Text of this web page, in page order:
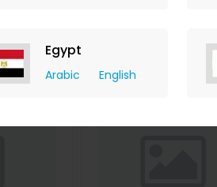
Egypt
Arabic English